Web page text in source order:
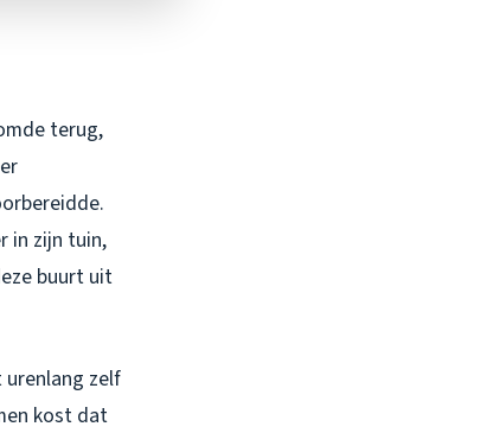
terug,
in zijn tuin,
buurt uit
urenlang zelf
kost dat